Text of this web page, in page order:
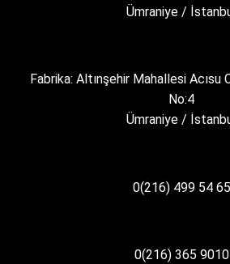
Ümraniye /
Fabrika: Altınşehir Mahallesi Acısu
No:4
Ümraniye /
0(216) 499 54 65
0(216) 365 9010